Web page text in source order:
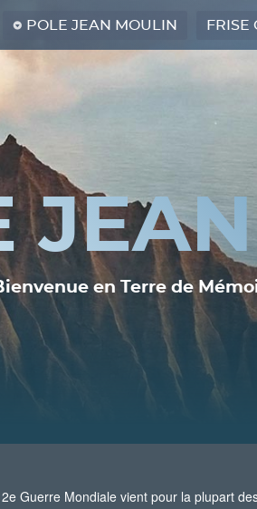
POLE JEAN MOULIN FRISE
en Terre de
Guerre Mondiale vient pour la plupart